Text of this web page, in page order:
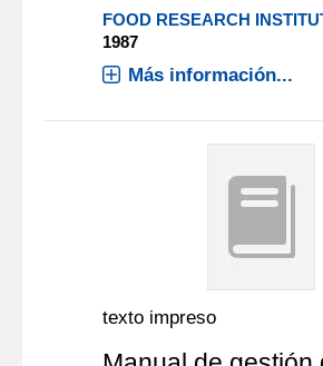
FOOD RESEARCH
1987
Más información...
texto impreso